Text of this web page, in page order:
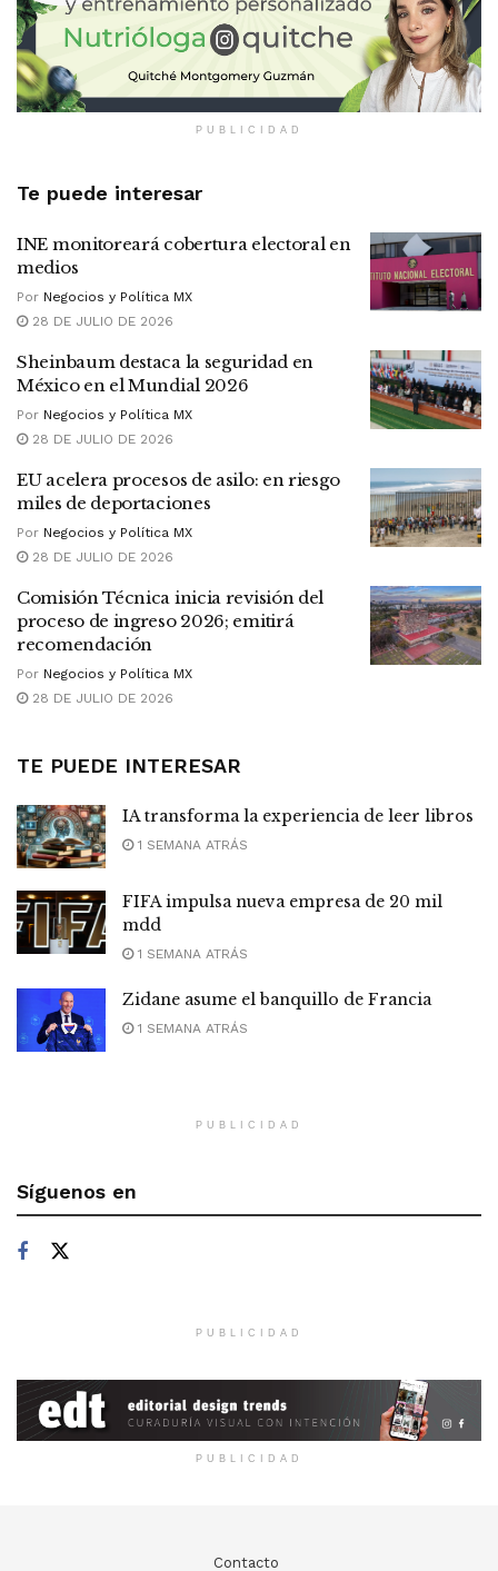
PUBLICIDAD
Te puede interesar
INE monitoreará cobertura electoral en
medios
Por Negocios y Política MX
28 DE JULIO DE 2026
Sheinbaum destaca la seguridad en
México en el Mundial 2026
Por Negocios y Política MX
28 DE JULIO DE 2026
EU acelera procesos de asilo: en riesgo
miles de deportaciones
Por Negocios y Política MX
28 DE JULIO DE 2026
Comisión Técnica inicia revisión del
proceso de ingreso 2026; emitirá
recomendación
Por Negocios y Política MX
28 DE JULIO DE 2026
TE PUEDE INTERESAR
IA transforma la experiencia de leer libros
1 SEMANA ATRÁS
FIFA impulsa nueva empresa de 20 mil
mdd
1 SEMANA ATRÁS
Zidane asume el banquillo de Francia
1 SEMANA ATRÁS
PUBLICIDAD
Síguenos en
PUBLICIDAD
PUBLICIDAD
Contacto